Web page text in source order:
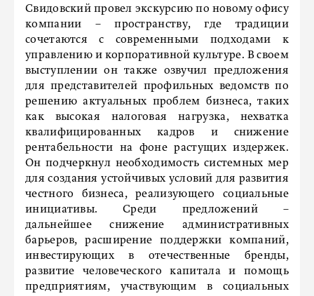
Свидовский провел экскурсию по новому офису
компании – пространству, где традиции
сочетаются с современными подходами к
управлению и корпоративной культуре. В своем
выступлении он также озвучил предложения
для представителей профильных ведомств по
решению актуальных проблем бизнеса, таких
как высокая налоговая нагрузка, нехватка
квалифицированных кадров и снижение
рентабельности на фоне растущих издержек.
Он подчеркнул необходимость системных мер
для создания устойчивых условий для развития
честного бизнеса, реализующего социальные
инициативы. Среди предложений –
дальнейшее снижение административных
барьеров, расширение поддержки компаний,
инвестирующих в отечественные бренды,
развитие человеческого капитала и помощь
предприятиям, участвующим в социальных